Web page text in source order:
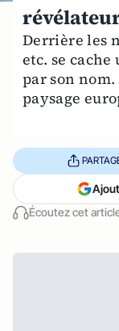
Derrière les
etc. se
par son
paysage
Écoutez cet